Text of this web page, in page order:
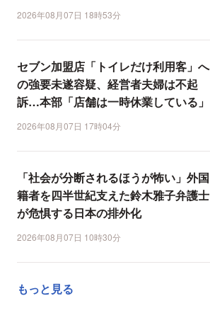
2026年08月07日 18時53分
セブン加盟店「トイレだけ利用客」へ
の強要未遂容疑、経営者夫婦は不起
訴…本部「店舗は一時休業している」
2026年08月07日 17時04分
「社会が分断されるほうが怖い」外国
籍者を四半世紀支えた鈴木雅子弁護士
が危惧する日本の排外化
2026年08月07日 10時30分
もっと見る